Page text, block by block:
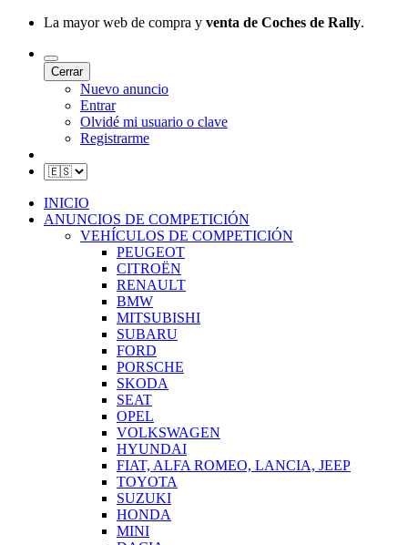
La mayor web de compra y venta de Coches de Rally.
Cerrar
Nuevo anuncio
Entrar
Olvidé mi usuario o clave
Registrarme
INICIO
ANUNCIOS DE COMPETICIÓN
VEHÍCULOS DE COMPETICIÓN
PEUGEOT
CITROËN
RENAULT
BMW
MITSUBISHI
SUBARU
FORD
PORSCHE
SKODA
SEAT
OPEL
VOLKSWAGEN
HYUNDAI
FIAT, ALFA ROMEO, LANCIA, JEEP
TOYOTA
SUZUKI
HONDA
MINI